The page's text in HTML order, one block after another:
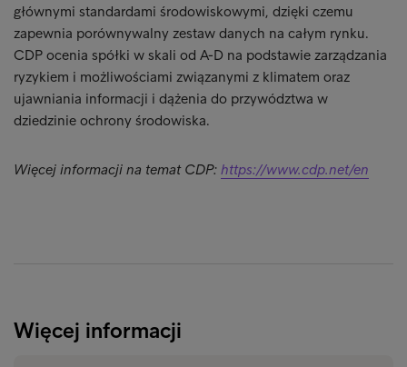
głównymi standardami środowiskowymi, dzięki czemu
zapewnia porównywalny zestaw danych na całym rynku.
CDP ocenia spółki w skali od A-D na podstawie zarządzania
ryzykiem i możliwościami związanymi z klimatem oraz
ujawniania informacji i dążenia do przywództwa w
dziedzinie ochrony środowiska.
Więcej informacji na temat CDP: https://www.cdp.net/en
Więcej informacji